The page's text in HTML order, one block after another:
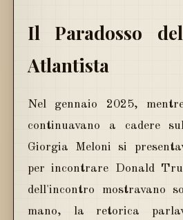
Il Paradosso
Atlantista
Nel gennaio 2025,
continuavano a cadere
Giorgia Meloni si
per incontrare Donald
dell'incontro mostravano
mano, la retorica